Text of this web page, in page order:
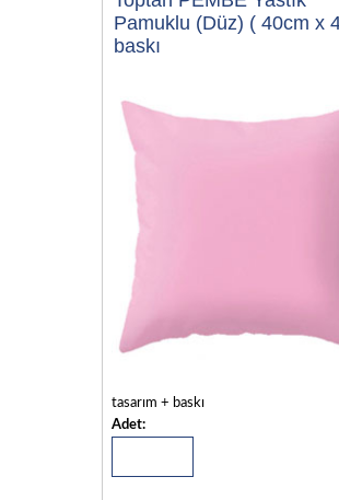
Pamuklu (Düz) ( 40cm x
baskı
tasarım + baskı
Adet: